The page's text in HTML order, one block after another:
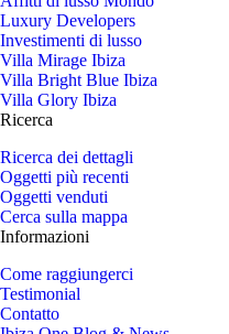
Luxury Developers
Investimenti di lusso
Villa Mirage Ibiza
Villa Bright Blue Ibiza
Villa Glory Ibiza
Ricerca
Ricerca dei dettagli
Oggetti più recenti
Oggetti venduti
Cerca sulla mappa
Informazioni
Come raggiungerci
Testimonial
Contatto